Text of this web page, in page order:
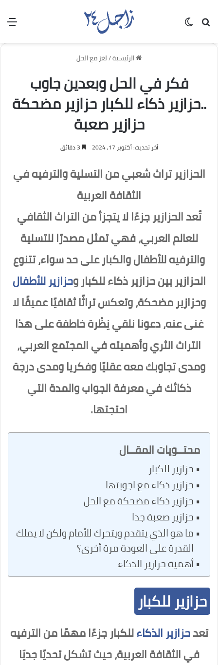
بحث عن
الرئيسية/لغز مع الحل
فكر في الحل وبعدين جاوب
..حزازير ذكاء للكبار حزازير مضحكة
حزازير صعبة
آخر تحديث: أكتوبر 17, 2024
الحزازير تراث شعبي من التسلية والترفيه في
الثقافة العربية
تُعد الحزازير جزءًا لا يتجزأ من التراث الثقافي
للعالم العربي، فهي تمثل مصدرًا للتسلية
والترفيه للأطفال والكبار على حد سواء، تتنوع
الحزازير بين حزازير ذكاء للكبار وحزازير للأطفال
وحزازير مضحكة، وتعكس تراثًا ثقافيًا عميقًا لا
غنى عنه، دعونا نلقي نِظْرة خاطفة على هذا
التراث الثري وأهميته في المجتمع العربي،
ومدى تجاوبك معه عقليًا وفكريا ومدى درجة
ذكائك في معرفة الجواب والمدة التي
احتجتها.
محتــويات المقــال
حزازير للكبار
حزازير ذكاء مع اجوبتها
حزازير ذكاء مضحكة مع الحل
حزازير صعبة جدا
ما هو الذي يتقدم ويتحرك للأمام ولكن لا يملك
القدرة على العودة مرة أخرى؟
أهمية حزازير الذكاء
حزازير للكبار
تعدحزازير الذكاءللكبار جزءًا مهمًا من الترفيه
في الثقافة العربية، حيث تشكل تحديًا جديّا